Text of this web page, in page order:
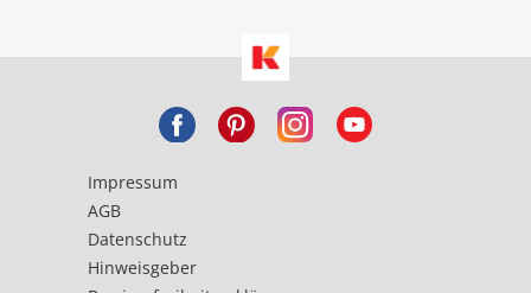
Impressum
AGB
Datenschutz
Hinweisgeber